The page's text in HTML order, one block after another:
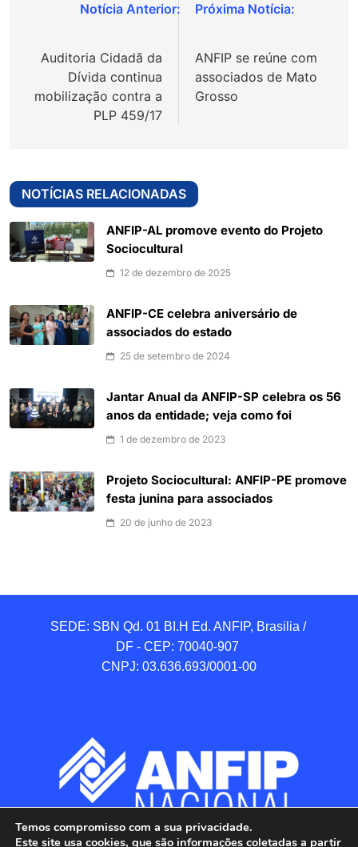
Navegação
Post
Auditoria Cidadã da
Dívida continua
mobilização contra a
PLP 459/17
ANFIP se reúne com
associados de Mato
Grosso
NOTÍCIAS RELACIONADAS
ANFIP-AL promove evento do Projeto
Sociocultural
12 de dezembro de 2025
ANFIP-CE celebra aniversário de
associados do estado
25 de setembro de 2024
Jantar Anual da ANFIP-SP celebra os 56
anos da entidade; veja como foi
1 de dezembro de 2023
Projeto Sociocultural: ANFIP-PE promove
festa junina para associados
20 de junho de 2023
SEDE: SBN Qd. 01 BI.H Ed. ANFIP, Brasilia /
DF - CEP: 70040-907
CNPJ: 03.636.693/0001-00
Temos compromisso com a sua privacidade.
Este site usa cookies, que são informações coletadas a partir